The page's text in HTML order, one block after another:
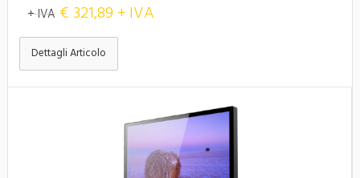
+ IVA € 321,89 + IVA
Dettagli Articolo